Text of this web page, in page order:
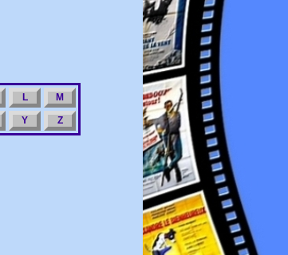
L M
Y Z